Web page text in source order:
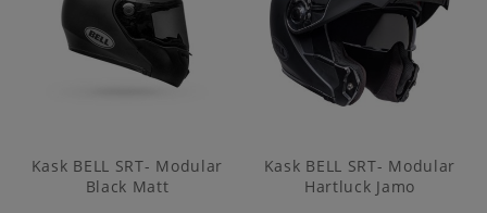
Kask BELL SRT- Modular
Black Matt
Kask BELL SRT- Modular
Hartluck Jamo